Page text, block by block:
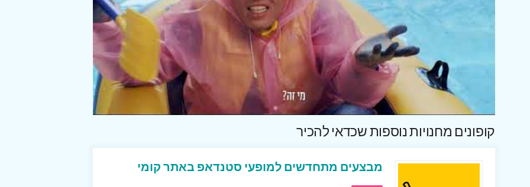
קופונים מחנויות נוספות שכדאי להכיר
מבצעים מתחדשים למופעי סטנדאפ באתר קומי